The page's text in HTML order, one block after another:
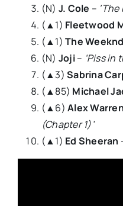
(N) J. Cole –
(▲1) Fleetwood
(▲1)The Weeknd
(N) Joji– ‘Piss in
(▲3)Sabrina
(▲85) Michael
(▲6)Alex Warren
(Chapter 1)’
(▲1) Ed Sheeran